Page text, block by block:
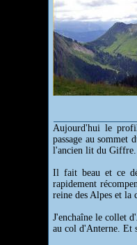
Aujourd'hui le
passage au sommet
l'ancien lit du Giffre.
Il fait beau et ce
rapidement
reine des Alpes et la
J'enchaîne le collet
au col d'Anterne. Et